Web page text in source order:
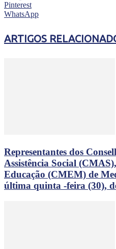
Pinterest
WhatsApp
ARTIGOS
Representantes dos
Assistência Social
Educação (CMEM) de
última quinta -feira (30),